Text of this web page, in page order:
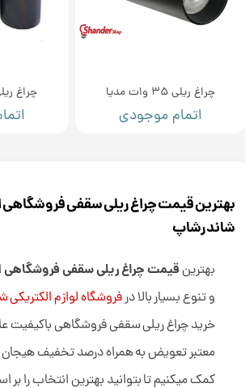
چراغ ریلی 35 وات مدیا
اتمام موجودی
چراغ ریلی 30 وات
بهترین قیمت چراغ ریلی سقفی فروشگاهی از
شاندرشاپ
بهترینقیمت چراغ ریلی سقفی فروشگاهی
و تنوع بسیار بالا درفروشگاه لوازم
خرید چراغ ریلی سقفی فروشگاهی باکیفیت
معتبر تعویض به همراه درصد تخفیف هیجان
کمک میکنیم تا بتوانید بهترین انتخاب را بر